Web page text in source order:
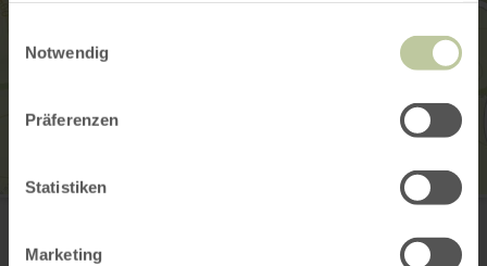
Notwendig
Präferenzen
Statistiken
Marketing
54608 Brandscheid